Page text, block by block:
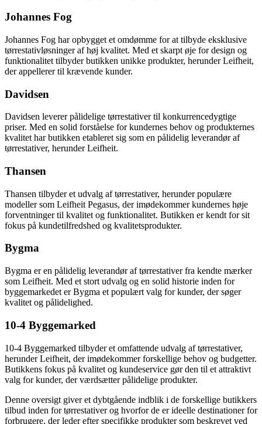
Johannes Fog
Johannes Fog har opbygget et omdømme for at tilbyde eksklusive
tørrestativløsninger af høj kvalitet. Med et skarpt øje for design og
funktionalitet tilbyder butikken unikke produkter, herunder Leifheit,
der appellerer til krævende kunder.
Davidsen
Davidsen leverer pålidelige tørrestativer til konkurrencedygtige
priser. Med en solid forståelse for kundernes behov og produkternes
kvalitet har butikken etableret sig som en pålidelig leverandør af
tørrestativer, herunder Leifheit.
Thansen
Thansen tilbyder et udvalg af tørrestativer, herunder populære
modeller som Leifheit Pegasus, der imødekommer kundernes høje
forventninger til kvalitet og funktionalitet. Butikken er kendt for sit
fokus på kundetilfredshed og kvalitetsprodukter.
Bygma
Bygma er en pålidelig leverandør af tørrestativer fra kendte mærker
som Leifheit. Med et stort udvalg og en solid historie inden for
byggemarkedet er Bygma et populært valg for kunder, der søger
kvalitet og pålidelighed.
10-4 Byggemarked
10-4 Byggemarked tilbyder et omfattende udvalg af tørrestativer,
herunder Leifheit, der imødekommer forskellige behov og budgetter.
Butikkens fokus på kvalitet og kundeservice gør den til et attraktivt
valg for kunder, der værdsætter pålidelige produkter.
Denne oversigt giver et dybtgående indblik i de forskellige butikkers
tilbud inden for tørrestativer og hvorfor de er ideelle destinationer for
forbrugere, der leder efter specifikke produkter som beskrevet ved